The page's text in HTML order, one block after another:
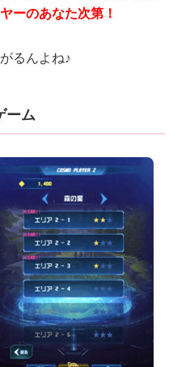
ーのあなた次第！
るんよね♪
ーム